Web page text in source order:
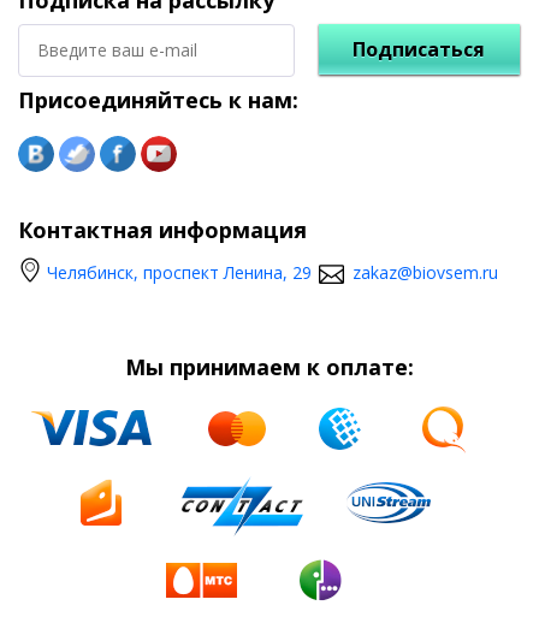
Подписаться
Присоединяйтесь к нам:
Контактная информация
Челябинск, проспект Ленина, 29 zakaz@biovsem.ru
Мы принимаем к оплате: